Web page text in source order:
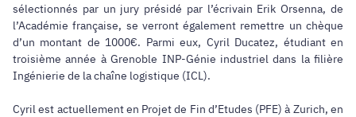
sélectionnés par un jury présidé par l’écrivain Erik Orsenna, de
l’Académie française, se verront également remettre un chèque
d’un montant de 1000€. Parmi eux, Cyril Ducatez, étudiant en
troisième année à Grenoble INP-Génie industriel dans la filière
Ingénierie de la chaîne logistique (ICL).
Cyril est actuellement en Projet de Fin d’Etudes (PFE) à Zurich, en